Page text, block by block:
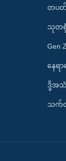
တပတ်
သုတ
Gen Z
နေရာ
ဒို့အသံ
သက်